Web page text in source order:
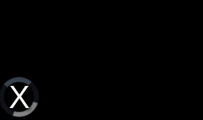
Video
Player
loading.